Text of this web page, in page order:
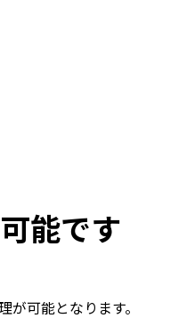
能です
可能となります。